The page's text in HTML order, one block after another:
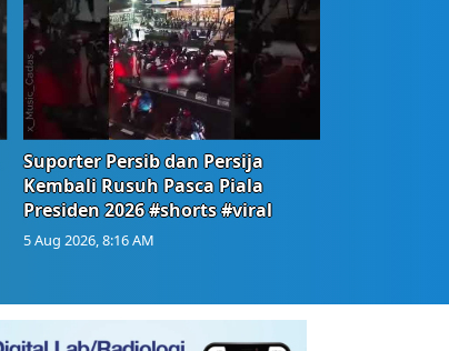
Suporter Persib dan Persija
Kembali Rusuh Pasca Piala
Presiden 2026 #shorts #viral
5 Aug 2026, 8:16 AM